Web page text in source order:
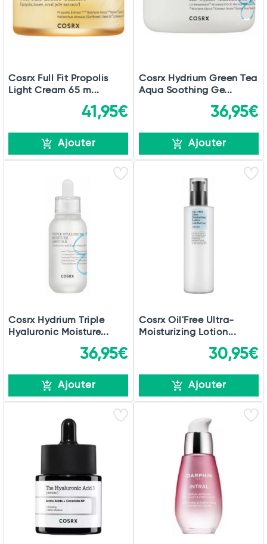
Cosrx Full Fit Propolis
Light Cream 65 m...
41,95€
Ajouter
Cosrx Hydrium Green Tea
Aqua Soothing Ge...
36,95€
Ajouter
Cosrx Hydrium Triple
Hyaluronic Moisture...
36,95€
Ajouter
Cosrx Oil'Free Ultra-
Moisturizing Lotion...
30,95€
Ajouter